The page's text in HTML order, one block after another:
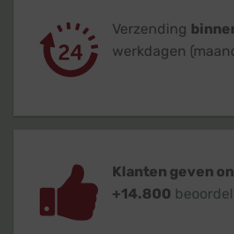
Verzending
werkdagen
Klanten geven
+14.800